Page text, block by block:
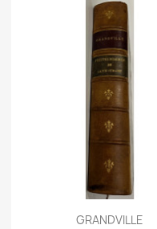
Aperçu rapide
GRANDVILLE